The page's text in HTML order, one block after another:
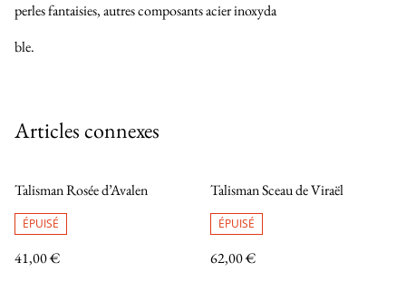
perles fantaisies, autres composants acier inoxyda
ble.
Articles connexes
Talisman Rosée d’Avalen
ÉPUISÉ
41,00 €
Talisman Sceau de Viraël
ÉPUISÉ
62,00 €